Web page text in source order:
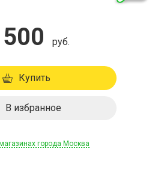
руб.
Купить
В избранное
города Москва